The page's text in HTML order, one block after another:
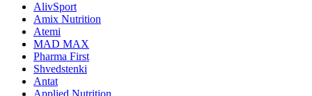
AlivSport
Amix Nutrition
Atemi
MAD MAX
Pharma First
Shvedstenki
Antat
Applied Nutrition